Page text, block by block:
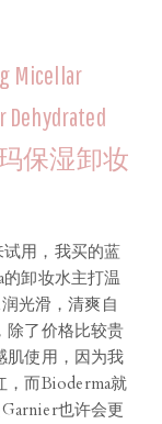
Micellar
Dehydrated
玛保湿卸妆
用，我买的蓝
卸妆水主打温
光滑，清爽自
除了价格比较贵
肌使用，因为我
，而Bioderma就
也许会更